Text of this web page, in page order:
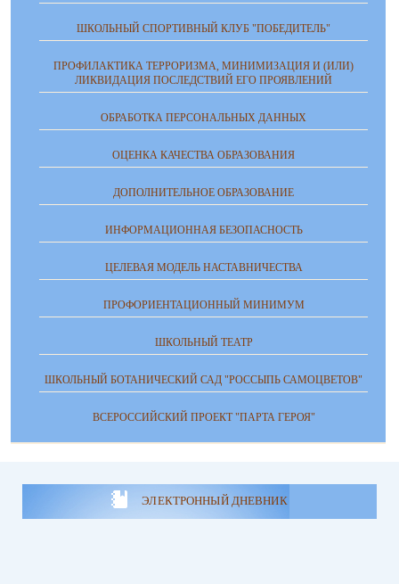
ШКОЛЬНЫЙ СПОРТИВНЫЙ КЛУБ "ПОБЕДИТЕЛЬ"
ПРОФИЛАКТИКА ТЕРРОРИЗМА, МИНИМИЗАЦИЯ И (ИЛИ)
ЛИКВИДАЦИЯ ПОСЛЕДСТВИЙ ЕГО ПРОЯВЛЕНИЙ
ОБРАБОТКА ПЕРСОНАЛЬНЫХ ДАННЫХ
ОЦЕНКА КАЧЕСТВА ОБРАЗОВАНИЯ
ДОПОЛНИТЕЛЬНОЕ ОБРАЗОВАНИЕ
ИНФОРМАЦИОННАЯ БЕЗОПАСНОСТЬ
ЦЕЛЕВАЯ МОДЕЛЬ НАСТАВНИЧЕСТВА
ПРОФОРИЕНТАЦИОННЫЙ МИНИМУМ
ШКОЛЬНЫЙ ТЕАТР
ШКОЛЬНЫЙ БОТАНИЧЕСКИЙ САД "РОССЫПЬ САМОЦВЕТОВ"
ВСЕРОССИЙСКИЙ ПРОЕКТ "ПАРТА ГЕРОЯ"
ЭЛЕКТРОННЫЙ ДНЕВНИК